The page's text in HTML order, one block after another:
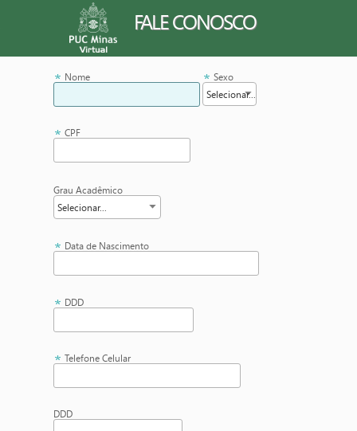
FALE CONOSCO
Nome Sexo
CPF
Grau Acadêmico
Data de Nascimento
DDD
Telefone Celular
DDD